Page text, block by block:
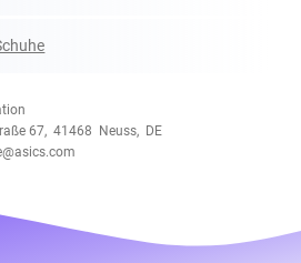
67, 41468 Neuss, DE